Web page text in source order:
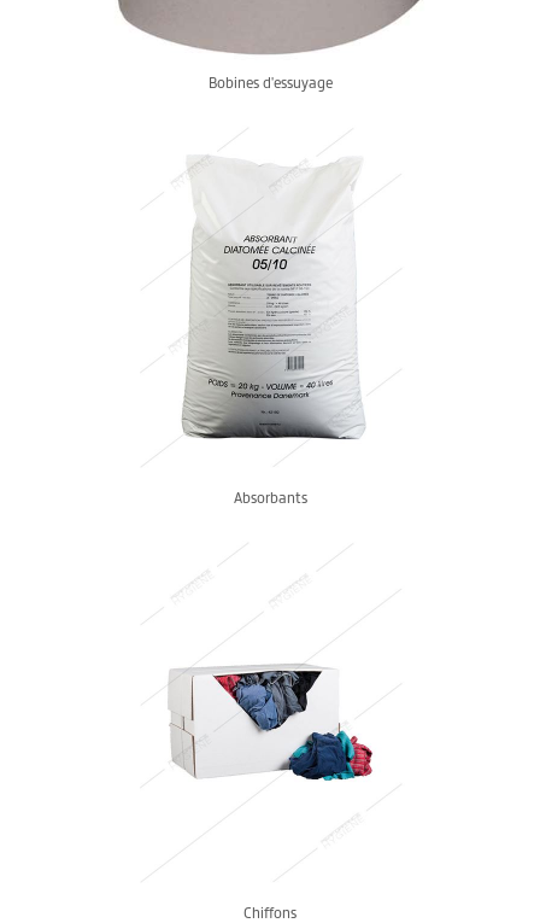
Bobines d'essuyage
Absorbants
Chiffons